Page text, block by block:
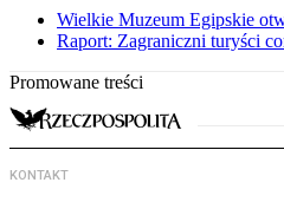
Wielkie Muzeum Egipskie
Raport: Zagraniczni turyści
Promowane treści
KONTAKT